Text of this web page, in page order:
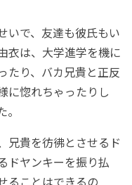
いで、友達も彼氏もい
衣は、大学進学を機に
り、バカ兄貴と正反
に惚れちゃったりし
兄貴を彷彿とさせるド
ヤンキーを振り払
ることはできるの